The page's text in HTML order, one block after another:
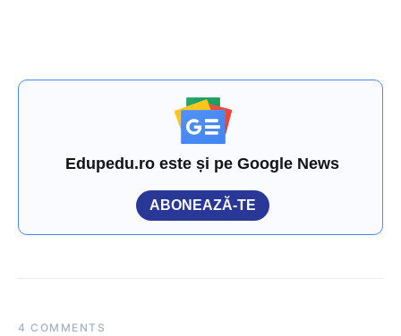
Edupedu.ro este și pe Google News
ABONEAZĂ-TE
4 COMMENTS